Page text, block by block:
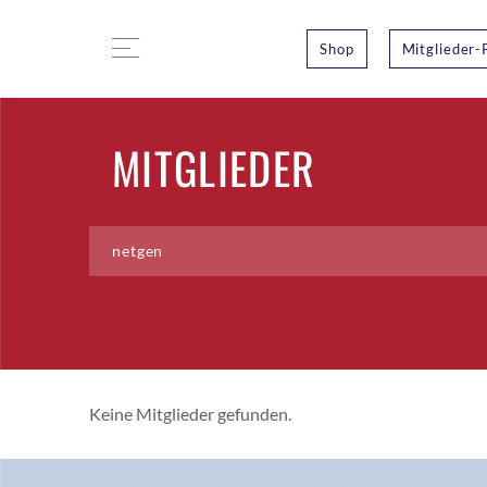
Shop Mitglieder-
MITGLIEDER
Keine Mitglieder gefunden.